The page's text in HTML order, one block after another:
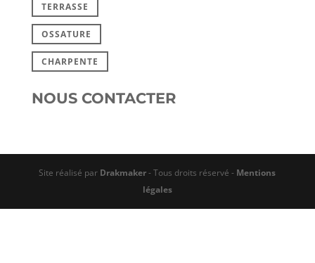
TERRASSE
OSSATURE
CHARPENTE
NOUS CONTACTER
Site réalisé par Drakmaker- Tous droits réservé - Mentions
légales